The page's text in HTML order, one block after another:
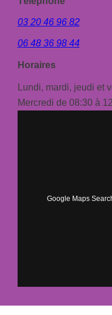
03 20 46 96 82
06 48 36 98 44
Horaires
Lundi, mardi, jeudi et
Mercredi de 08:30 à
Google Maps